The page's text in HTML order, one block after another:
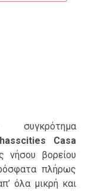
Casa
νήσου βορείου
πλήρως
όλα μικρή και